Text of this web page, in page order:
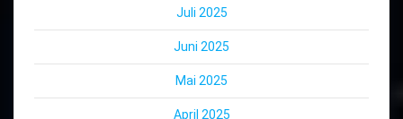
Juli 2025
Juni 2025
Mai 2025
April 2025